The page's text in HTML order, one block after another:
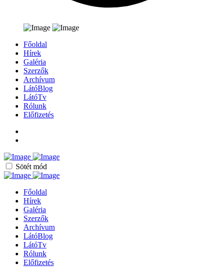
Főoldal
Hírek
Galéria
Szerzők
Archívum
LátóBlog
LátóTv
Rólunk
Előfizetés
Sötét mód
Főoldal
Hírek
Galéria
Szerzők
Archívum
LátóBlog
LátóTv
Rólunk
Előfizetés